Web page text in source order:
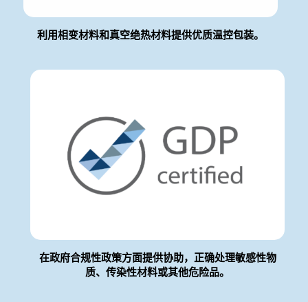
利用相变材料和真空绝热材料提供优质温控包装。
在政府合规性政策方面提供协助，正确处理敏感性物
质、传染性材料或其他危险品。
关